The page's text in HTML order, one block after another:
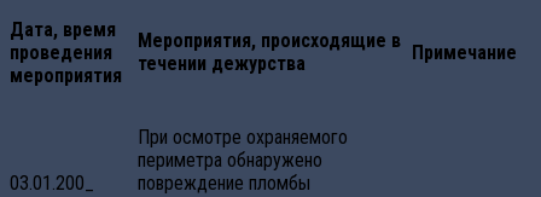
Дата, время
проведения
мероприятия
Мероприятия, происходящие в
течении дежурства
Примечание
03.01.200_
При осмотре охраняемого
периметра обнаружено
повреждение пломбы